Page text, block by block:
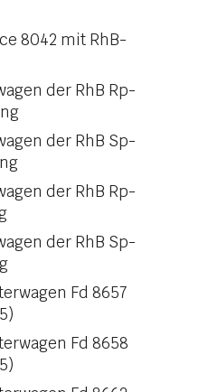
8042 mit RhB-
der RhB Rp-
der RhB Sp-
der RhB Rp-
der RhB Sp-
Fd 8657
Fd 8658